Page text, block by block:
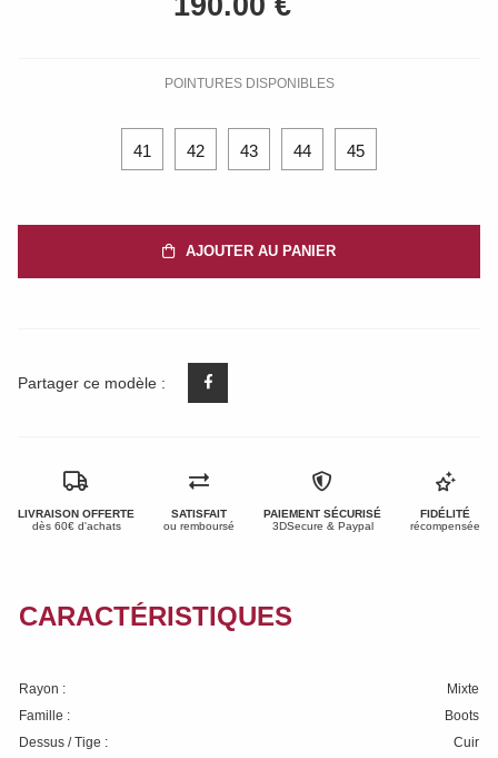
POINTURES DISPONIBLES
41 42 43 44 45
AJOUTER AU PANIER
Partager ce modèle :
LIVRAISON OFFERTE
dès 60€ d'achats
SATISFAIT
ou remboursé
PAIEMENT SÉCURISÉ
3DSecure & Paypal
FIDÉLITÉ
récompensée
CARACTÉRISTIQUES
Rayon :
Mixte
Famille :
Boots
Dessus / Tige :
Cuir